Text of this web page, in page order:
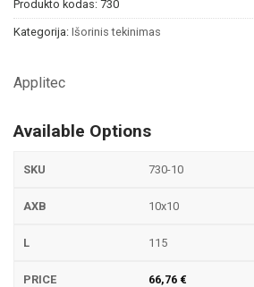
Produkto kodas: 730
Kategorija: Išorinis tekinimas
Applitec
Available Options
730-10
10x10
115
66,76 €